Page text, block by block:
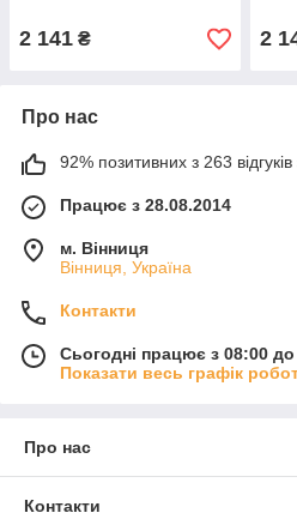
2 141 ₴ 2
Про нас
92% позитивних з 263 відгуків
Працює з 28.08.2014
м. Вінниця
Вінниця, Україна
Контакти
Сьогодні працює з 08:00
Показати весь графік
Про нас
Контакти